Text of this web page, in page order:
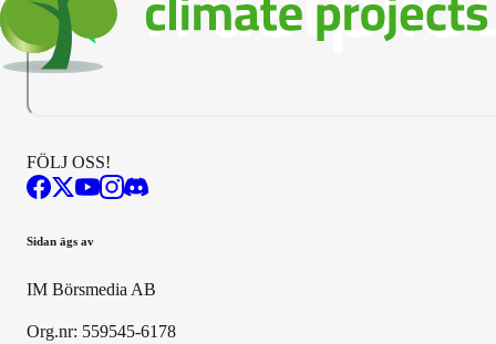
FÖLJ OSS!
Sidan ägs av
IM Börsmedia AB
Org.nr: 559545-6178